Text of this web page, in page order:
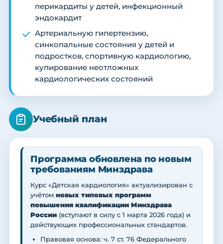
перикардиты у детей, инфекционный
эндокардит
Артериальную гипертензию,
синкопальные состояния у детей и
подростков, спортивную кардиологию,
купирование неотложных
кардиологических состояний
Учебный план
Программа обновлена по новым
требованиям Минздрава
Курс «Детская кардиология» актуализирован с
учётом новых типовых программ
повышения квалификации Минздрава
России (вступают в силу с 1 марта 2026 года) и
действующих профессиональных стандартов.
Правовая основа: ч. 7 ст. 76 Федерального